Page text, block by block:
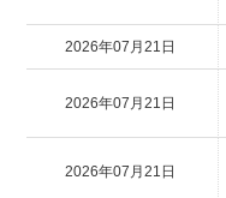
2026年07月21日
2026年07月21日
2026年07月21日